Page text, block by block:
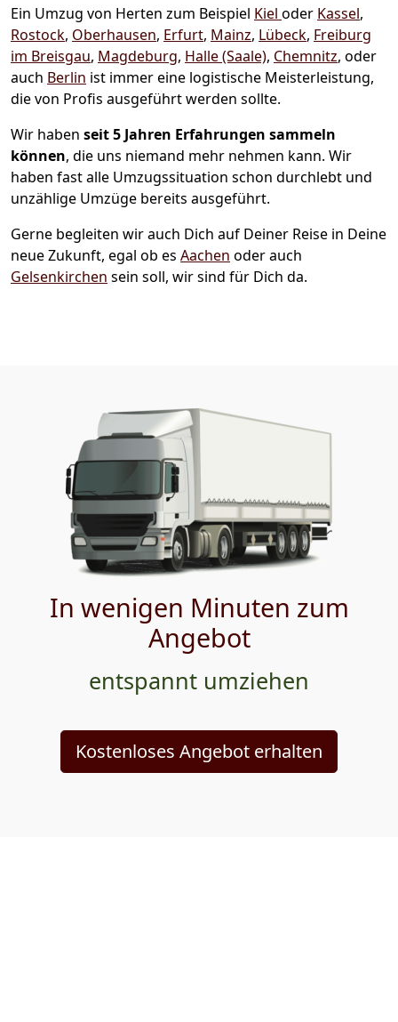
Ein Umzug von Herten zum Beispiel Kiel oder Kassel,
Rostock, Oberhausen, Erfurt, Mainz, Lübeck, Freiburg
im Breisgau, Magdeburg, Halle (Saale), Chemnitz, oder
auch Berlin ist immer eine logistische Meisterleistung,
die von Profis ausgeführt werden sollte.
Wir haben seit5 Jahren Erfahrungen sammeln
können, die uns niemand mehr nehmen kann. Wir
haben fast alle Umzugssituation schon durchlebt und
unzählige Umzüge bereits ausgeführt.
Gerne begleiten wir auch Dich auf Deiner Reise in Deine
neue Zukunft, egal ob es Aachen oder auch
Gelsenkirchen sein soll, wir sind für Dich da.
In wenigen Minuten zum
Angebot
entspannt umziehen
Kostenloses Angebot erhalten